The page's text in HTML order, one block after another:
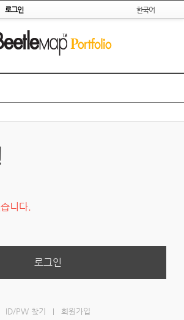
Skip to content
로그인 한국어
니다.
로그인
ID/PW 찾기 회원가입